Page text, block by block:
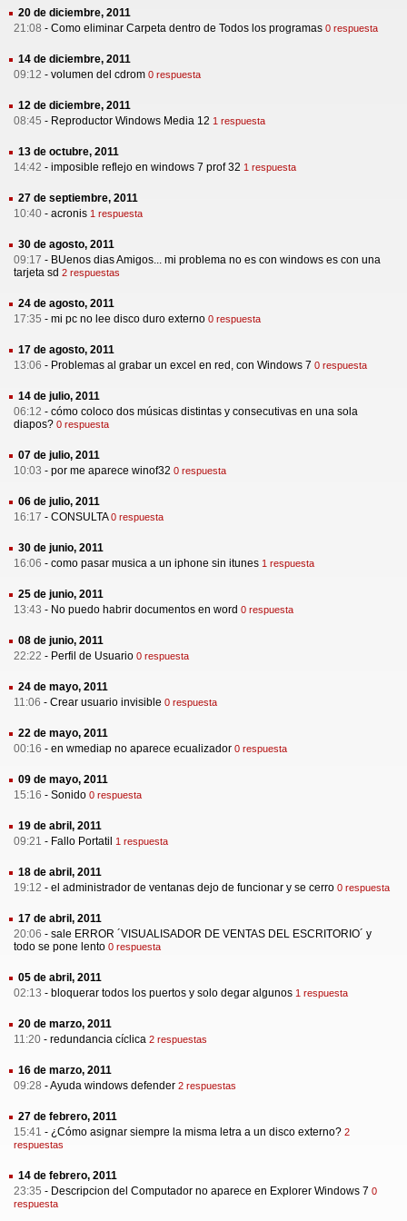
20 de diciembre, 2011
21:08 - Como eliminar Carpeta dentro de Todos los programas 0 respuesta
14 de diciembre, 2011
09:12 - volumen del cdrom 0 respuesta
12 de diciembre, 2011
08:45 - Reproductor Windows Media 12 1 respuesta
13 de octubre, 2011
14:42 - imposible reflejo en windows 7 prof 32 1 respuesta
27 de septiembre, 2011
10:40 - acronis 1 respuesta
30 de agosto, 2011
09:17 - BUenos dias Amigos... mi problema no es con windows es con una
tarjeta sd 2 respuestas
24 de agosto, 2011
17:35 - mi pc no lee disco duro externo 0 respuesta
17 de agosto, 2011
13:06 - Problemas al grabar un excel en red, con Windows 7 0 respuesta
14 de julio, 2011
06:12 - cómo coloco dos músicas distintas y consecutivas en una sola
diapos? 0 respuesta
07 de julio, 2011
10:03 - por me aparece winof32 0 respuesta
06 de julio, 2011
16:17 - CONSULTA 0 respuesta
30 de junio, 2011
16:06 - como pasar musica a un iphone sin itunes 1 respuesta
25 de junio, 2011
13:43 - No puedo habrir documentos en word 0 respuesta
08 de junio, 2011
22:22 - Perfil de Usuario 0 respuesta
24 de mayo, 2011
11:06 - Crear usuario invisible 0 respuesta
22 de mayo, 2011
00:16 - en wmediap no aparece ecualizador 0 respuesta
09 de mayo, 2011
15:16 - Sonido 0 respuesta
19 de abril, 2011
09:21 - Fallo Portatil 1 respuesta
18 de abril, 2011
19:12 - el administrador de ventanas dejo de funcionar y se cerro 0 respuesta
17 de abril, 2011
20:06 - sale ERROR ´VISUALISADOR DE VENTAS DEL ESCRITORIO´ y
todo se pone lento 0 respuesta
05 de abril, 2011
02:13 - bloquerar todos los puertos y solo degar algunos 1 respuesta
20 de marzo, 2011
11:20 - redundancia cíclica 2 respuestas
16 de marzo, 2011
09:28 -Ayuda windows defender 2 respuestas
27 de febrero, 2011
15:41 - ¿Cómo asignar siempre la misma letra a un disco externo? 2
respuestas
14 de febrero, 2011
23:35 - Descripcion del Computador no aparece en Explorer Windows 7 0
respuesta